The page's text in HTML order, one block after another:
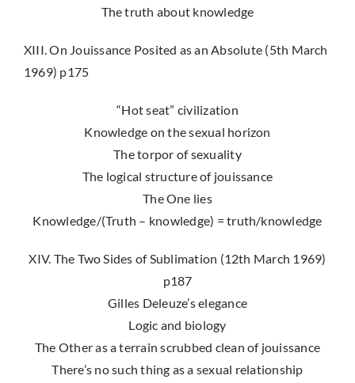
The truth about knowledge
XIII. On Jouissance Posited as an Absolute (5th March
1969) p175
“Hot seat” civilization
Knowledge on the sexual horizon
The torpor of sexuality
The logical structure of jouissance
The One lies
Knowledge/(Truth – knowledge) = truth/knowledge
XIV. The Two Sides of Sublimation (12th March 1969)
p187
Gilles Deleuze’s elegance
Logic and biology
The Other as a terrain scrubbed clean of jouissance
There’s no such thing as a sexual relationship